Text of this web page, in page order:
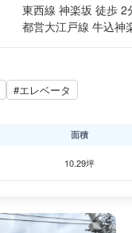
東西線 神楽坂 徒歩 2
都営大江戸線 牛込神
#エレベータ
面積
10.29坪